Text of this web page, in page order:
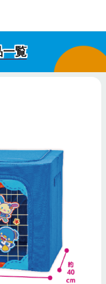
一覧